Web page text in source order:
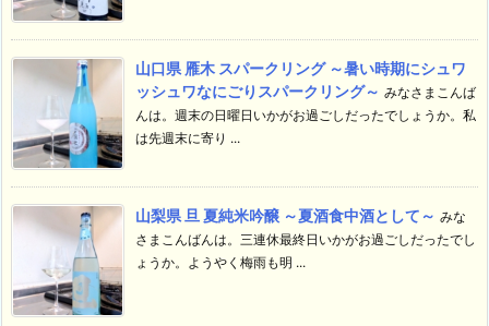
山口県 雁木 スパークリング ～暑い時期にシュワ
ッシュワなにごりスパークリング～ みなさまこんば
んは。週末の日曜日いかがお過ごしだったでしょうか。私
は先週末に寄り ...
山梨県 旦 夏純米吟醸 ～夏酒食中酒として～ みな
さまこんばんは。三連休最終日いかがお過ごしだったでし
ょうか。ようやく梅雨も明 ...